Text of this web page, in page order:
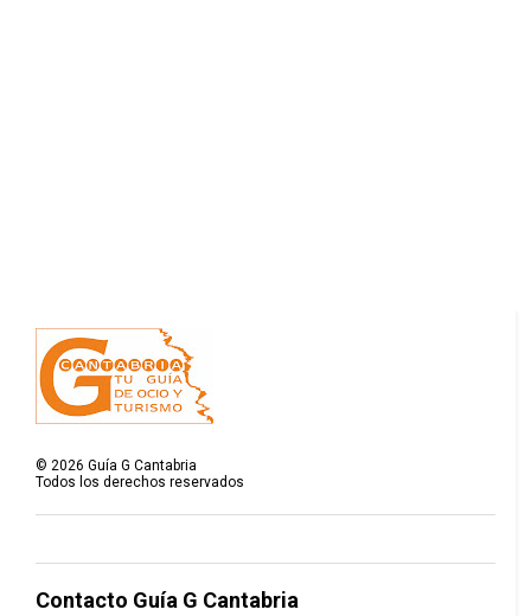
©2026 Guía G Cantabria
Todos los derechos reservados
Contacto Guía G Cantabria